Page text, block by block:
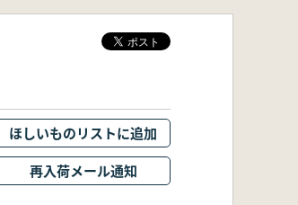
ほしいものリストに追加
再入荷メール通知